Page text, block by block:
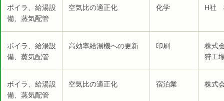
ボイラ、給湯設
備、蒸気配管
空気比の適正化 化学 H社
ボイラ、給湯設
備、蒸気配管
高効率給湯機への更新 印刷
株式
狩工
ボイラ、給湯設
備、蒸気配管
空気比の適正化 宿泊業 株式